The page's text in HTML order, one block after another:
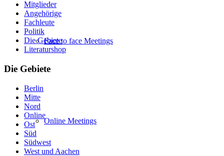
Face to face Meetings
Online Meetings
Mitglieder
Angehörige
Fachleute
Politik
Die Gebiete
Literaturshop
Die Gebiete
Berlin
Mitte
Nord
Online
Ost
Süd
Südwest
West und Aachen